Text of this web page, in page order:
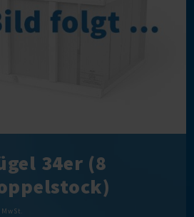
34er (8